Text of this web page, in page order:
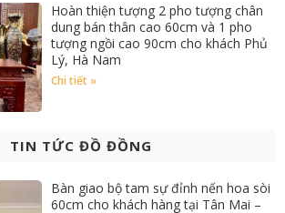
Hoàn thiện tượng 2 pho tượng chân
dung bán thân cao 60cm và 1 pho
tượng ngồi cao 90cm cho khách Phủ
Lý, Hà Nam
Chi tiết »
TIN TỨC ĐỒ ĐỒNG
Bàn giao bộ tam sự đỉnh nến hoa sòi
60cm cho khách hàng tại Tân Mai –